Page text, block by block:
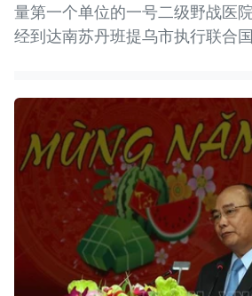
量第一个单位的一号二级野战医
经到达南苏丹班提乌市执行联合国